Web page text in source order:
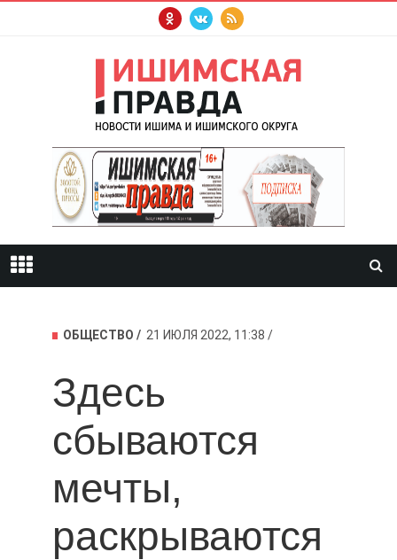
ОБЩЕСТВО 21 ИЮЛЯ 2022, 11:38
Здесь
сбываются
мечты,
раскрываются